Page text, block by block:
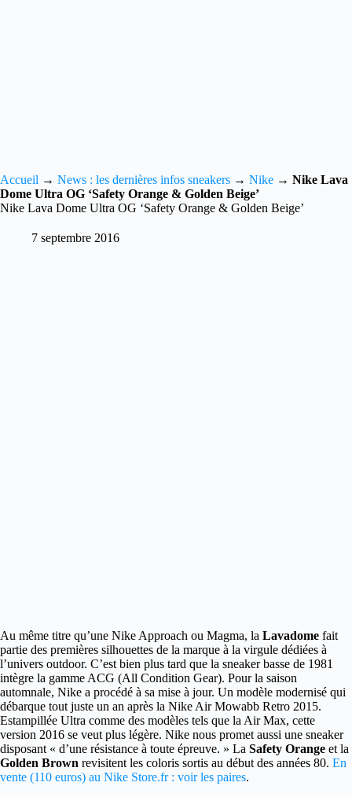
Accueil → News : les dernières infos sneakers → Nike → Nike Lava
Dome Ultra OG ‘Safety Orange & Golden Beige’
Nike Lava Dome Ultra OG ‘Safety Orange & Golden Beige’
7 septembre 2016
Au même titre qu’une Nike Approach ou Magma, la Lavadome fait
partie des premières silhouettes de la marque à la virgule dédiées à
l’univers outdoor. C’est bien plus tard que la sneaker basse de 1981
intègre la gamme ACG (All Condition Gear). Pour la saison
automnale, Nike a procédé à sa mise à jour. Un modèle modernisé qui
débarque tout juste un an après la Nike Air Mowabb Retro 2015.
Estampillée Ultra comme des modèles tels que la Air Max, cette
version 2016 se veut plus légère. Nike nous promet aussi une sneaker
disposant « d’une résistance à toute épreuve. » La Safety Orange et la
Golden Brown revisitent les coloris sortis au début des années 80. En
vente (110 euros) au Nike Store.fr : voir les paires.